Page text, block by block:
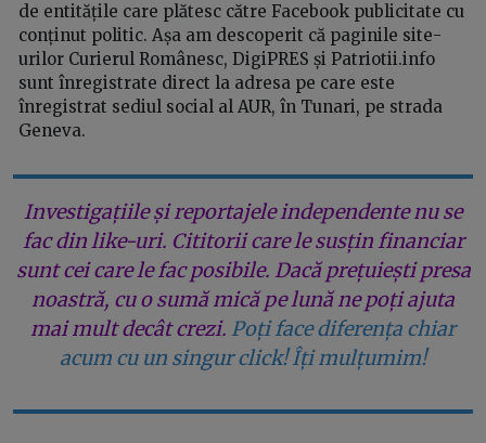
de entitățile care plătesc către Facebook publicitate cu
conținut politic. Așa am descoperit că paginile site-
urilor Curierul Românesc, DigiPRES și Patriotii.info
sunt înregistrate direct la adresa pe care este
înregistrat sediul social al AUR, în Tunari, pe strada
Geneva.
Investigațiile și reportajele independente nu se
fac din like-uri. Cititorii care le susțin financiar
sunt cei care le fac posibile. Dacă prețuiești presa
noastră, cu o sumă mică pe lună ne poți ajuta
mai mult decât crezi. Poți face diferența chiar
acum cu un singur click! Îți mulțumim!